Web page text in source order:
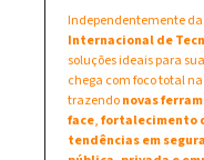
Independentemente
Internacional de
soluções ideais para
chega com foco total na
trazendonovas
face,fortalecimento
tendências em